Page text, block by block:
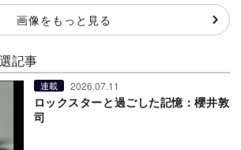
画像をもっと見る
記事
連載 2026.07.11
ロックスターと過ごした記憶：櫻井敦
司